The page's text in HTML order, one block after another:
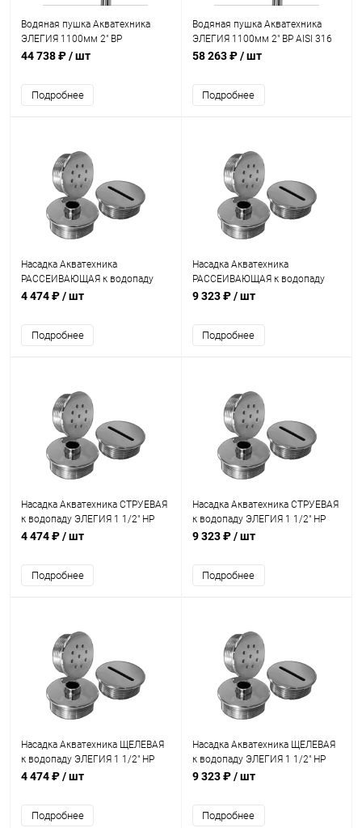
Водяная пушка Акватехника
ЭЛЕГИЯ 1100мм 2" ВР
(универсал) (AT01.37)
44 738 ₽/ шт
Подробнее
Водяная пушка Акватехника
ЭЛЕГИЯ 1100мм 2" ВР AISI 316
(универсал) (AT01.37M)
58 263 ₽/ шт
Подробнее
Насадка Акватехника
РАССЕИВАЮЩАЯ к водопаду
ЭЛЕГИЯ 1 1/2" НР (AT13.02.2)
4 474 ₽/ шт
Подробнее
Насадка Акватехника
РАССЕИВАЮЩАЯ к водопаду
ЭЛЕГИЯ 1 1/2" НР AISI 316
9 323 ₽/ шт
Подробнее
Насадка Акватехника СТРУЕВАЯ
к водопаду ЭЛЕГИЯ 1 1/2" НР
(AT13.02.3)
4 474 ₽/ шт
Подробнее
Насадка Акватехника СТРУЕВАЯ
к водопаду ЭЛЕГИЯ 1 1/2" НР
AISI 316 (AT13.02.3M)
9 323 ₽/ шт
Подробнее
Насадка Акватехника ЩЕЛЕВАЯ
к водопаду ЭЛЕГИЯ 1 1/2" НР
(AT13.02.1)
4 474 ₽/ шт
Подробнее
Насадка Акватехника ЩЕЛЕВАЯ
к водопаду ЭЛЕГИЯ 1 1/2" НР
AISI 316 (AT13.02.1M)
9 323 ₽/ шт
Подробнее